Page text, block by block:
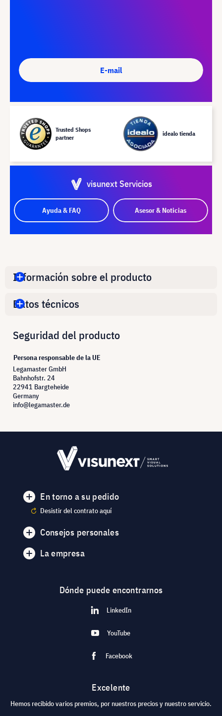
E-mail
Trusted Shops
partner
idealo tienda
visunext Servicios
Ayuda & FAQ Asesor & Noticias
Información sobre el producto
Datos técnicos
Seguridad del producto
Persona responsable de la UE
Legamaster GmbH
Bahnhofstr. 24
22941 Bargteheide
Germany
info@legamaster.de
En torno a su pedido
Desistir del contrato aquí
Consejos personales
La empresa
Dónde puede encontrarnos
LinkedIn
YouTube
Facebook
Excelente
Hemos recibido varios premios, por nuestros precios y nuestro servicio.